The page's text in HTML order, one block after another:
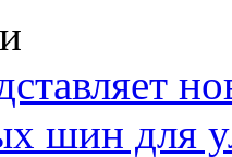
шин для